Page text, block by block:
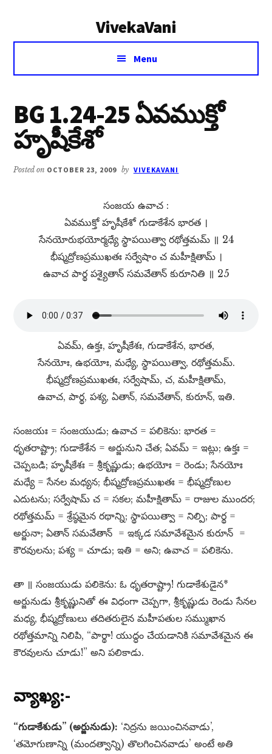
VivekaVani
Voice
Vivekananda
Menu
BG 1.24-25 ఏవముక్తో
హృషీకేశో
Posted on OCTOBER 23, 2009 by VIVEKAVANI
సంజయ ఉవాచ :
ఏవముక్తో హృషీకేశో గుడాకేశేన భారత ।
సేనయోరుభయోర్మధ్యే స్థాపయిత్వా రథోత్తమమ్​ ॥ 24
భీష్మద్రోణప్రముఖతః సర్వేషాం చ మహీక్షితామ్​ ।
ఉవాచ పార్థ పశ్యైతాన్​ సమవేతాన్​ కురూనితి ॥ 25
ఏవమ్​, ఉక్తః, హృషీకేశః, గుడాకేశేన, భారత,
సేనయోః, ఉభయోః, మధ్యే, స్థాపయిత్వా, రథోత్తమమ్​.
భీష్మద్రోణప్రముఖతః, సర్వేషామ్​, చ, మహీక్షితామ్​,
ఉవాచ, పార్థ, పశ్య, ఏతాన్​, సమవేతాన్​, కురూన్​, ఇతి.
సంజయః = సంజయుడు; ఉవాచ = పలికెను: భారత =
ధృతరాష్ట్రా; గుడాకేశేన = అర్జునుని చేత; ఏవమ్​ = ఇట్లు; ఉక్తః =
చెప్పబడి; హృషీకేశః = శ్రీకృష్ణుడు; ఉభయోః = రెండు; సేనయోః
మధ్యే = సేనల మధ్యన; భీష్మద్రోణప్రముఖతః = భీష్మద్రోణుల
ఎదుటను; సర్వేషామ్​ చ = సకల; మహీక్షితామ్ = రాజుల ముందర; ​
రథోత్తమమ్​ = శ్రేష్ఠమైన రథాన్ని; స్థాపయిత్వా = నిల్పి; పార్థ =
అర్జునా; ఏతాన్​ సమవేతాన్ ​ = ఇక్కడ సమావేశమైన కురూన్ ​ =
కౌరవులను; పశ్య = చూడు; ఇతి = అని; ఉవాచ = పలికెను.
తా ॥ సంజయుడు పలికెను: ఓ ధృతరాష్ట్రా! గుడాకేశుడైన*
అర్జునుడు శ్రీకృష్ణునితో ఈ విధంగా చెప్పగా, శ్రీకృష్ణుడు రెండు సేనల
మధ్య, భీష్మద్రోణులు తదితరులైన మహీపతుల సమ్ముఖాన
రథోత్తమాన్ని నిలిపి, “పార్థా! యుద్ధం చేయడానికి సమావేశమైన ఈ
కౌరవులను చూడు!” అని పలికాడు.
వ్యాఖ్య:-
“గుడాకేశుడు” (అర్జునుడు): ‘నిద్రను జయించినవాడు’,
‘తమోగుణాన్ని (మందత్వాన్ని) తొలగించినవాడు’ అంటే అతి